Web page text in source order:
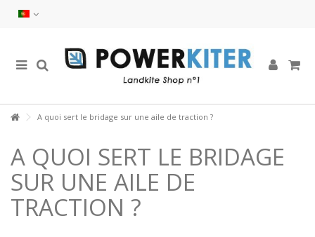
A quoi sert le bridage sur une aile de traction ?
A QUOI SERT LE BRIDAGE
SUR UNE AILE DE
TRACTION ?